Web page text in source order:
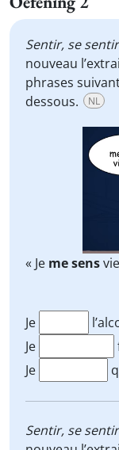
Sentir, se
nouveau
phrases
dessous.
NL
Video
Player
« Je me sens
Je
Je
Je
Sentir, se